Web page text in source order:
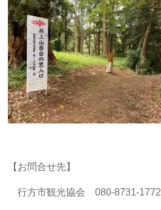
【お問合せ先】
行方市観光協会 080-8731-1772